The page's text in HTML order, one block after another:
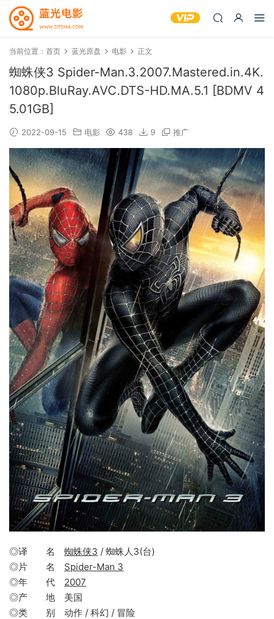
当前位置： 首页 蓝光原盘 电影 正文
蜘蛛侠3 Spider-Man.3.2007.Mastered.in.4K.
1080p.BluRay.AVC.DTS-HD.MA.5.1 [BDMV 4
5.01GB]
2022-09-15 电影 438 9 推广
◎译 名 蜘蛛侠3 / 蜘蛛人3(台)
◎片 名 Spider-Man 3
◎年 代 2007
◎产 地 美国
◎类 别 动作 / 科幻 / 冒险